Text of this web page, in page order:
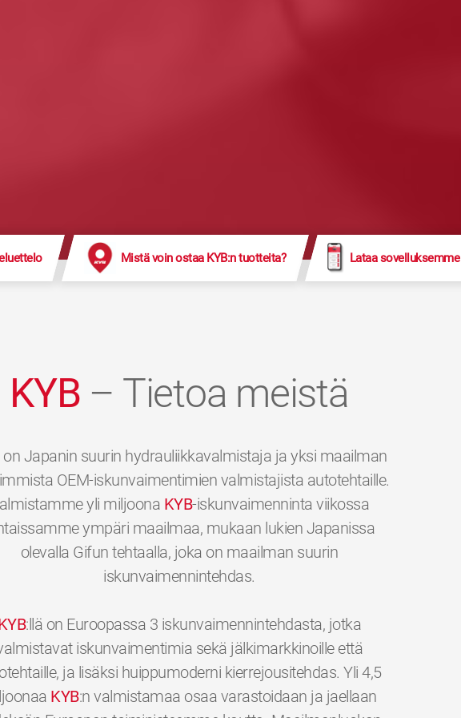
Mistä voin ostaa KYB:n tuotteita? Lataa sovelluksemme
KYB – Tietoa meistä
on Japanin suurin hydrauliikkavalmistaja ja yksi maailman
OEM-iskunvaimentimien valmistajista autotehtaille.
yli miljoona KYB-iskunvaimenninta viikossa
ympäri maailmaa, mukaan lukien Japanissa
olevalla Gifun tehtaalla, joka on maailman suurin
iskunvaimennintehdas.
:llä on Euroopassa 3 iskunvaimennintehdasta, jotka
iskunvaimentimia sekä jälkimarkkinoille että
ja lisäksi huippumoderni kierrejousitehdas. Yli 4,5
KYB:n valmistamaa osaa varastoidaan ja jaellaan